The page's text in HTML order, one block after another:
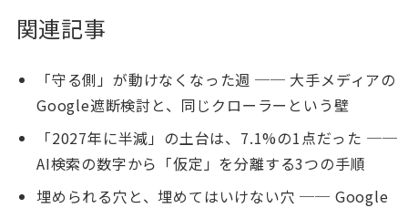
関連記事
「守る側」が動けなくなった週 ── 大手メディアの
Google遮断検討と、同じクローラーという壁
「2027年に半減」の土台は、7.1%の1点だった ──
AI検索の数字から「仮定」を分離する3つの手順
埋められる穴と、埋めてはいけない穴 ── Google